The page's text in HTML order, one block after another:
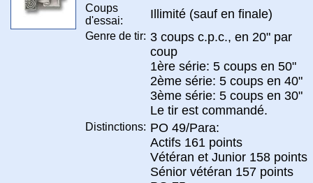
Coups
d'essai:
Illimité (sauf en finale)
Genre de tir: 3 coups c.p.c., en 20" par
coup
1ère série: 5 coups en 50"
2ème série: 5 coups en 40"
3ème série: 5 coups en 30"
Le tir est commandé.
Distinctions: PO 49/Para:
Actifs 161 points
Vétéran et Junior 158 points
Sénior vétéran 157 points